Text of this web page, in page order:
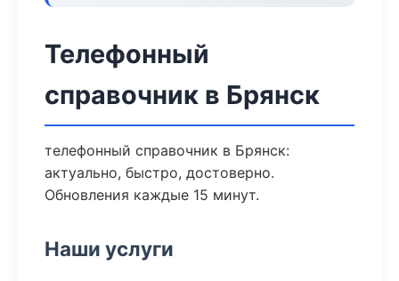
Телефонный
справочник в Брянск
телефонный справочник в Брянск:
актуально, быстро, достоверно.
Обновления каждые 15 минут.
Наши услуги